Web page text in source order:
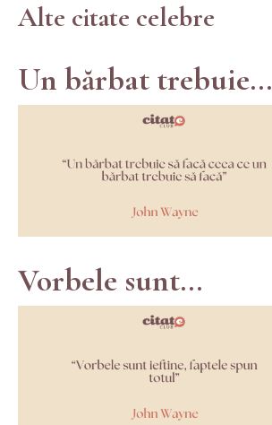
Alte citate celebre
Un bărbat trebuie...
Vorbele sunt...